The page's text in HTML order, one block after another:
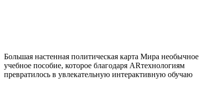
Большая настенная политическая карта Мира необычное
учебное пособие, которое благодаря ARтехнологиям
превратилось в увлекательную интерактивную обучаю